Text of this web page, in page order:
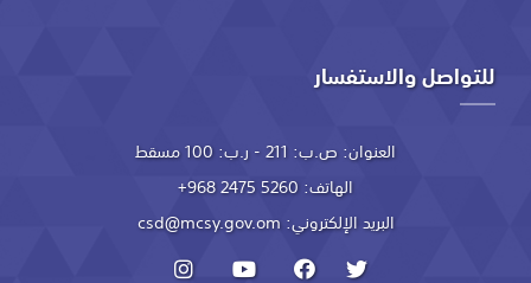
للتواصل والاستفسار
العنوان:ص.ب: 211 - ر.ب: 100 مسقط
الهاتف:+968 2475 5260
البريد الإلكتروني:csd@mcsy.gov.om